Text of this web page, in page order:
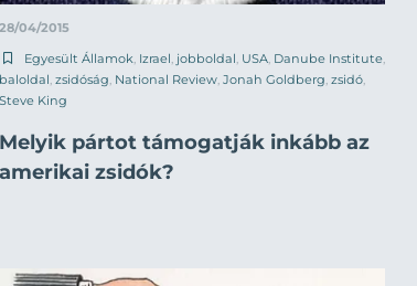
28/04/2015
Egyesült Államok Izrael jobboldal USA Danube Institute
baloldal zsidóság National Review Jonah Goldberg zsidó
Steve King
Melyik pártot támogatják inkább az
amerikai zsidók?